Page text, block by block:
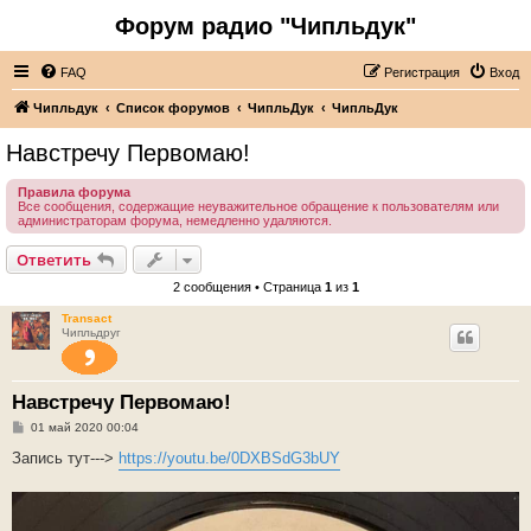
Форум радио "Чипльдук"
FAQ Вход
Регистрация
Чипльдук Список форумов ЧипльДук ЧипльДук
Навстречу Первомаю!
Правила форума
Все сообщения, содержащие неуважительное обращение к пользователям или
администраторам форума, немедленно удаляются.
Ответить
2 сообщения • Страница 1из 1
Transact
Чипльдруг
Навстречу Первомаю!
С
о
01 май 2020 00:04
Запись тут---> https://youtu.be/0DXBSdG3bUY